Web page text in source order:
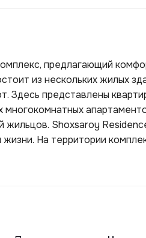
предлагающий
из нескольких жилых
Здесь представлены
жильцов. Shoxsaroy
На территории
паркинг, детские
и материалы.